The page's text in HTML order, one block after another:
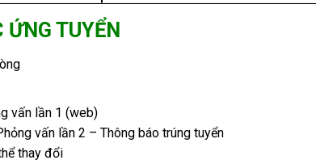
ỨNG TUYỂN
vấn lần 1 (web)
vấn lần 2 – Thông báo trúng tuyển
thay đổi